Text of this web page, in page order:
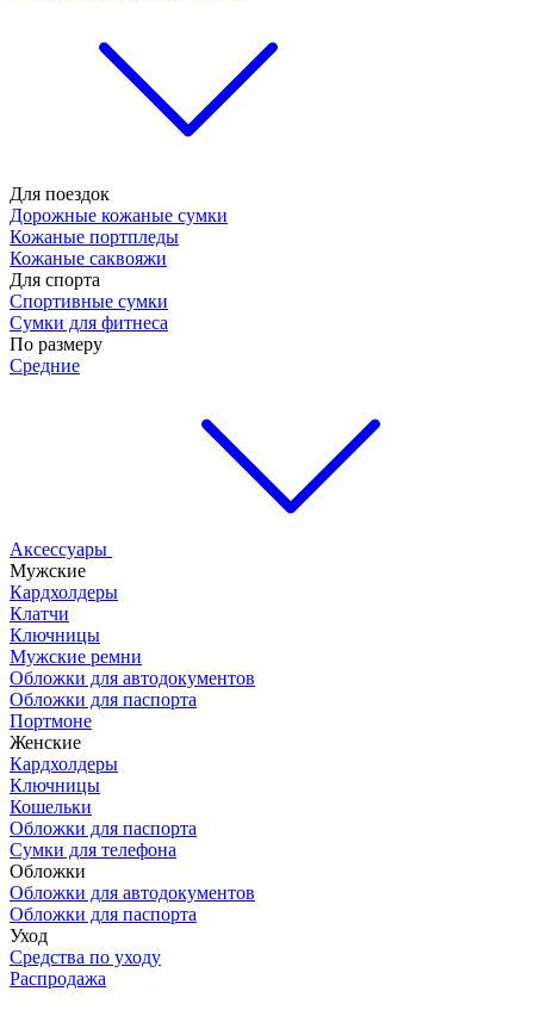
Для поездок
Дорожные кожаные сумки
Кожаные портпледы
Кожаные саквояжи
Для спорта
Спортивные сумки
Сумки для фитнеса
По размеру
Средние
Аксессуары
Мужские
Кардхолдеры
Клатчи
Ключницы
Мужские ремни
Обложки для автодокументов
Обложки для паспорта
Портмоне
Женские
Кардхолдеры
Ключницы
Кошельки
Обложки для паспорта
Сумки для телефона
Обложки
Обложки для автодокументов
Обложки для паспорта
Уход
Средства по уходу
Распродажа